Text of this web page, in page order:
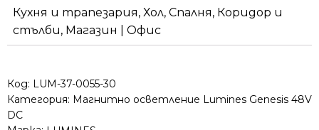
Кухня и трапезария, Хол, Спалня, Коридор и
стълби, Магазин | Офис
Код: LUM-37-0055-30
Категория: Магнитно осветление Lumines Genesis 48V
DC